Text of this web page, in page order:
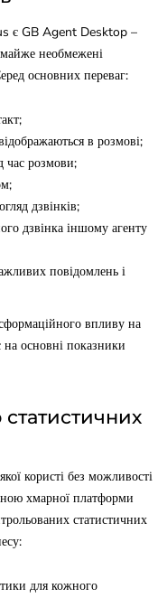
є GB Agent Desktop –
необмежені
основних переваг:
в розмові;
час розмови;
дзвінків;
дзвінка іншому агенту
повідомлень і
впливу на
на основні показники
користі без можливості
хмарної платформи
статистичних
для кожного